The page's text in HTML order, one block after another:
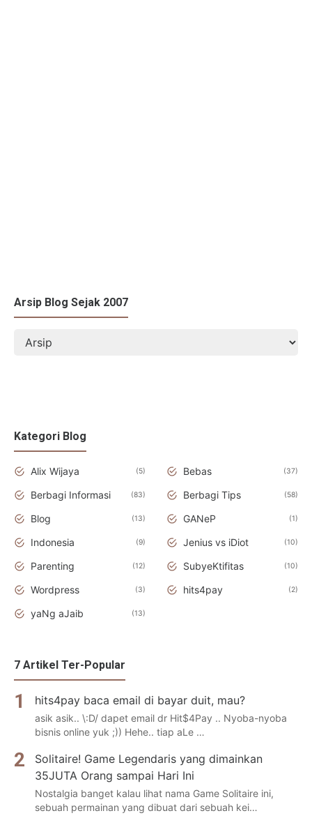
Arsip Blog Sejak 2007
Kategori Blog
Alix Wijaya 5 Bebas 37
Berbagi Informasi 83 Berbagi Tips 58
Blog 13 GANeP 1
Indonesia 9 Jenius vs iDiot 10
Parenting 12 SubyeKtifitas 10
Wordpress 3 hits4pay 2
yaNg aJaib 13
7 Artikel Ter-Popular
hits4pay baca email di bayar duit, mau?
asik asik.. \:D/ dapet email dr Hit$4Pay .. Nyoba-nyoba
bisnis online yuk ;)) Hehe.. tiap aLe …
Solitaire! Game Legendaris yang dimainkan
35JUTA Orang sampai Hari Ini
Nostalgia banget kalau lihat nama Game Solitaire ini,
sebuah permainan yang dibuat dari sebuah kei…